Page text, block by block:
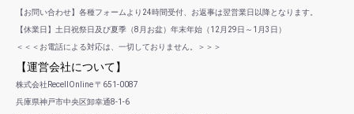
【お問い合わせ】各種フォームより24時間受付、お返事は翌営業日以降となります。
【休業日】土日祝祭日及び夏季（8月お盆）年末年始（12月29日～1月3日）
＜＜＜お電話による対応は、一切しておりません。＞＞＞
【運営会社について】
株式会社RecellOnline 〒651-0087
兵庫県神戸市中央区卸幸通8-1-6